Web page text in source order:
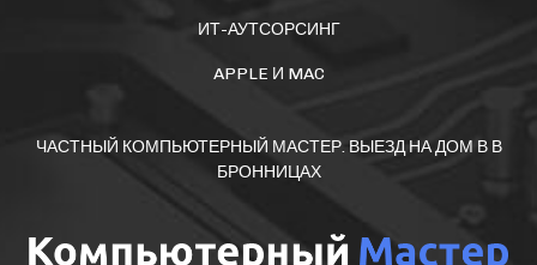
ИТ-АУТСОРСИНГ
APPLE И MAC
ЧАСТНЫЙ КОМПЬЮТЕРНЫЙ МАСТЕР. ВЫЕЗД НА ДОМ В В
БРОННИЦАХ